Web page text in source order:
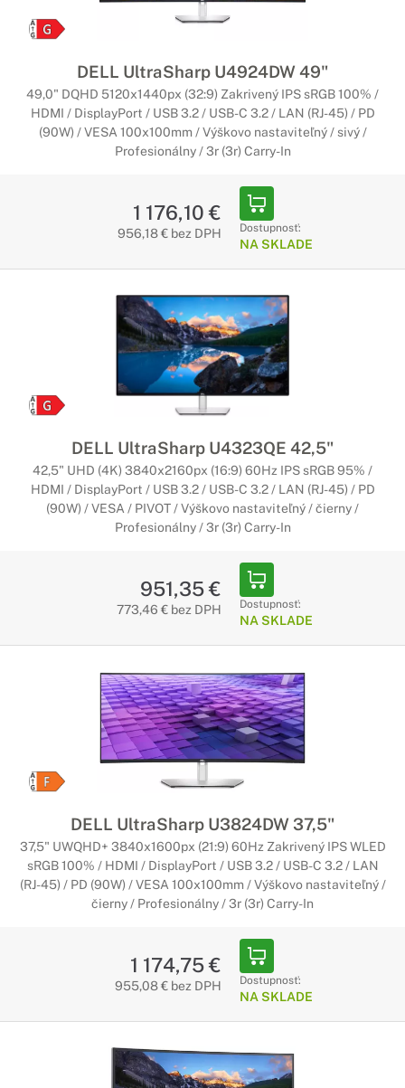
našich zákazníkov.
Herné monitory DELL
Pripravené do akcie
Každý hráč počítačových hier zaručene ocení kvalitné
parametre herných monitorov DELL Alienware. Odteraz si
Zakrivené monitory Dell
Vždy ideálny obraz pri práci či zábave
Vďaka zakriveniu je každý bod rovnako ďaleko od očí, a vy tak
veľmi dobre vidíte aj do krajov monitora. Ohnuté monitory
DELL sú ideálne pre hráčov a grafikov, ale aj bežných
Monitory Dell
Základné monitory, ktoré bez námahy pripojíte k vášmu
počítaču pre každodennú prácu či zábavu.
Monitory Dell Pro
Nakopnite svoju produktivitu
Monitory dostupné v širokej škále vyhotovení s rôznymi
možnosťami konektivity, navrhnuté na zlepšenie produktivity
pracovných dní a plynulejšiu spoluprácu.
Monitory Dell UltraSharp
Bezkonkurenčná presnosť farieb
Spoľahlivé, všestranné riešenie, ktoré kombinuje štýl,
inovatívne funkcie a robustný výkon pre osobné aj
profesionálne použitie.
Herné monitory Alienware
Ponorte sa do hry
Nové ohromujúce úrovne detailov vdýchnu hrám život. Vysoká
hustota pixelov, v spojení s výkonom podsvietením poskytujú
DELL UltraSharp U4924DW 49"
49,0" DQHD 5120x1440px (32:9) Zakrivený IPS sRGB 100% /
HDMI / DisplayPort / USB 3.2 / USB-C 3.2 / LAN (RJ-45) / PD
(90W) / VESA 100x100mm / Výškovo nastaviteľný / sivý /
Profesionálny / 3r (3r) Carry-In
1 176,10 €
956,18 € bez DPH Dostupnosť:
NA SKLADE
DELL UltraSharp U4323QE 42,5"
42,5" UHD (4K) 3840x2160px (16:9) 60Hz IPS sRGB 95% /
HDMI / DisplayPort / USB 3.2 / USB-C 3.2 / LAN (RJ-45) / PD
(90W) / VESA / PIVOT / Výškovo nastaviteľný / čierny /
Profesionálny / 3r (3r) Carry-In
951,35 €
773,46 € bez DPH Dostupnosť:
NA SKLADE
DELL UltraSharp U3824DW 37,5"
37,5" UWQHD+ 3840x1600px (21:9) 60Hz Zakrivený IPS WLED
sRGB 100% / HDMI / DisplayPort / USB 3.2 / USB-C 3.2 / LAN
(RJ-45) / PD (90W) / VESA 100x100mm / Výškovo nastaviteľný /
čierny / Profesionálny / 3r (3r) Carry-In
1 174,75 €
955,08 € bez DPH Dostupnosť:
NA SKLADE